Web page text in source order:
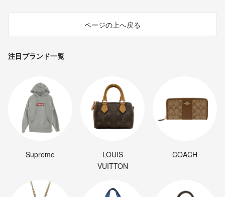
ページの上へ戻る
注目ブランド一覧
Supreme
LOUIS
VUITTON
COACH